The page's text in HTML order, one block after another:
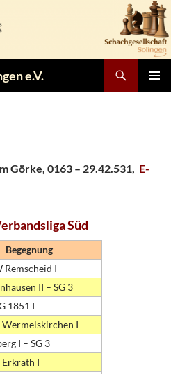
e.V.
Görke, 0163 – 29.42.531, E-
Süd
Begegnung
Remscheid I
II – SG 3
1851 I
Wermelskirchen I
I – SG 3
Erkrath I